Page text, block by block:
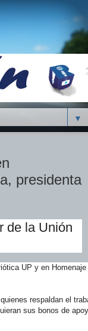
▼
presidenta
de la Unión
UP y en
respaldan el
sus bonos de